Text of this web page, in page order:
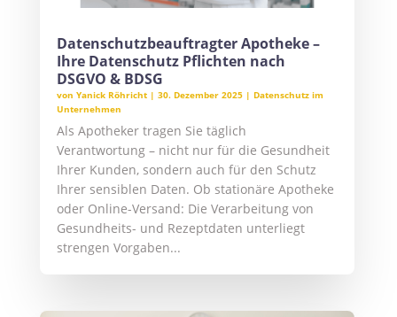
Datenschutzbeauftragter Apotheke –
Ihre Datenschutz Pflichten nach
DSGVO & BDSG
von Yanick Röhricht| 30. Dezember 2025| Datenschutz im
Unternehmen
Als Apotheker tragen Sie täglich
Verantwortung – nicht nur für die Gesundheit
Ihrer Kunden, sondern auch für den Schutz
Ihrer sensiblen Daten. Ob stationäre Apotheke
oder Online-Versand: Die Verarbeitung von
Gesundheits- und Rezeptdaten unterliegt
strengen Vorgaben...